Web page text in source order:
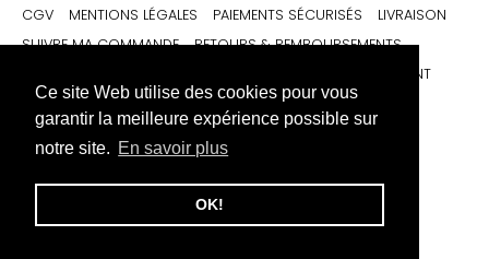
Ce site Web utilise des cookies pour vous
garantir la meilleure expérience possible sur
notre site. En savoir plus
OK!
CGV MENTIONS LÉGALES PAIEMENTS SÉCURISÉS
LIVRAISON
SUIVRE MA COMMANDE
RETOURS & REMBOURSEMENTS
POLITIQUE DE REMBOURSEMENT
Monnaie Langue